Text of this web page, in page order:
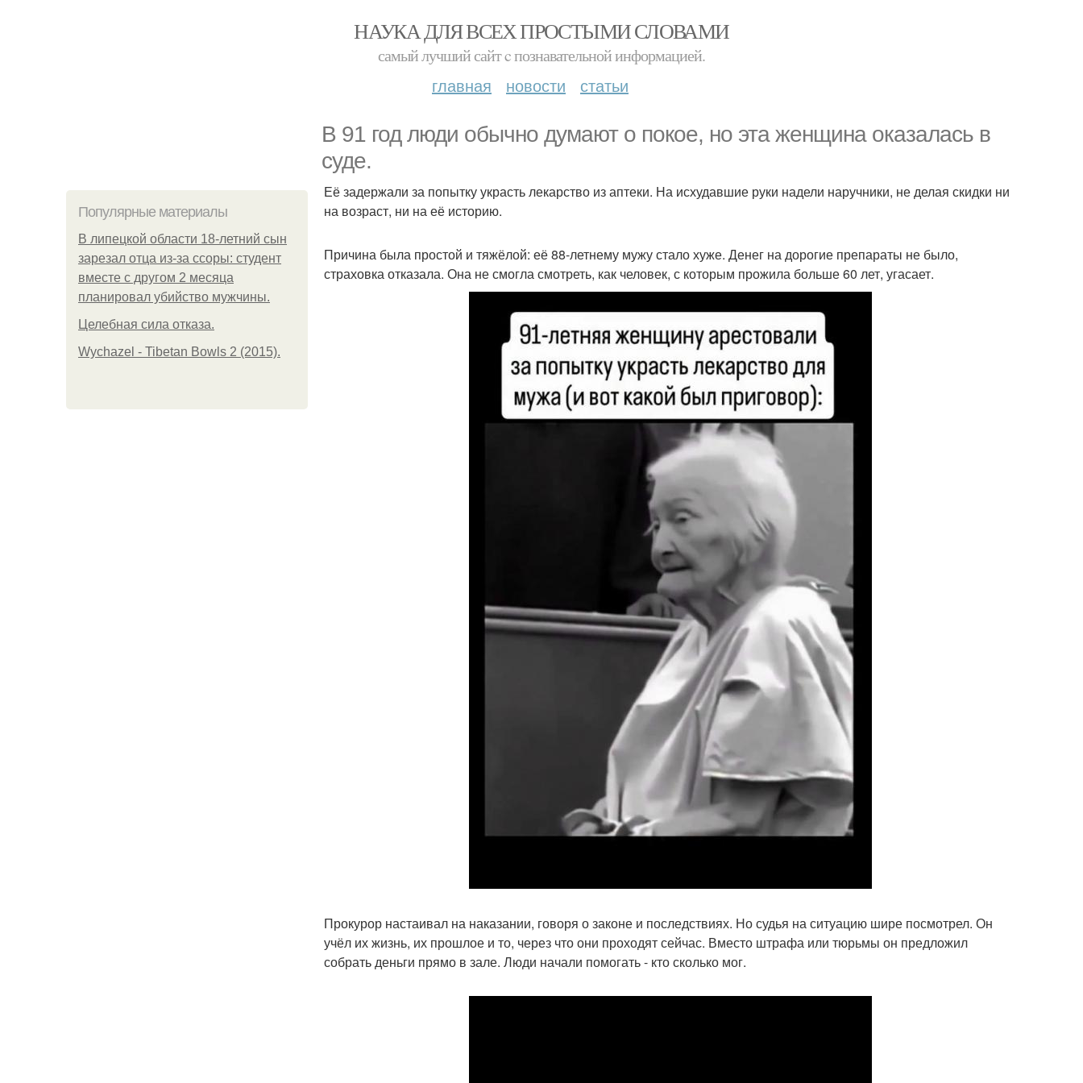
НАУКА ДЛЯ ВСЕХ ПРОСТЫМИ СЛОВАМИ
самый лучший сайт c познавательной информацией.
главная новости статьи
В 91 год люди обычно думают о покое, но эта женщина оказалась в
суде.
Популярные материалы
В липецкой области 18-летний сын
зарезал отца из-за ссоры: студент
вместе с другом 2 месяца
планировал убийство мужчины.
Целебная сила отказа.
Wychazel - Tibetan Bowls 2 (2015).
Её задержали за попытку украсть лекарство из аптеки. На исхудавшие руки надели наручники, не делая скидки ни
на возраст, ни на её историю.
Причина была простой и тяжёлой: её 88-летнему мужу стало хуже. Денег на дорогие препараты не было,
страховка отказала. Она не смогла смотреть, как человек, с которым прожила больше 60 лет, угасает.
Прокурор настаивал на наказании, говоря о законе и последствиях. Но судья на ситуацию шире посмотрел. Он
учёл их жизнь, их прошлое и то, через что они проходят сейчас. Вместо штрафа или тюрьмы он предложил
собрать деньги прямо в зале. Люди начали помогать - кто сколько мог.